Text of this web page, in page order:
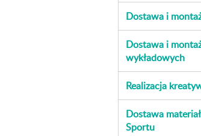
Dostawa i
Dostawa i
wykładowych
Realizacja
Dostawa
Sportu